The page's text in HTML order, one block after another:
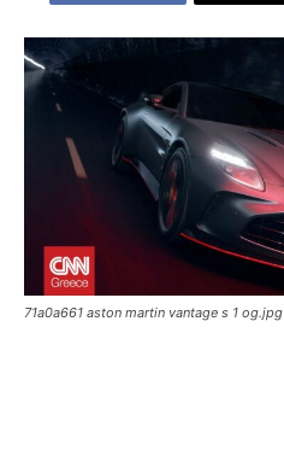
71a0a661 aston martin vantage s 1 og.jpg